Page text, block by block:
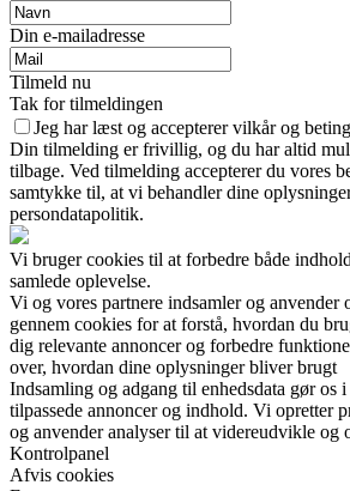
Din e-mailadresse
Tilmeld nu
Tak for tilmeldingen
Jeg har læst og accepterer vilkår og
Din tilmelding er frivillig, og du har altid
tilbage. Ved tilmelding accepterer du vores
samtykke til, at vi behandler dine
persondatapolitik.
Vi bruger cookies til at forbedre både
samlede oplevelse.
Vi og vores partnere indsamler og anvender
gennem cookies for at forstå, hvordan du
dig relevante annoncer og forbedre
over, hvordan dine oplysninger bliver brugt
Indsamling og adgang til enhedsdata gør os
tilpassede annoncer og indhold. Vi opretter
og anvender analyser til at videreudvikle og
Kontrolpanel
Afvis cookies